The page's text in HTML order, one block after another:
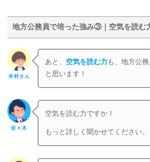
地方公務員で培った強み③｜空気を読む
井村さん
あと、 空気を読む力 も、地方公
と思います！
佐々木
空気を読む力ですか！
もっと詳しく聞かせてください。